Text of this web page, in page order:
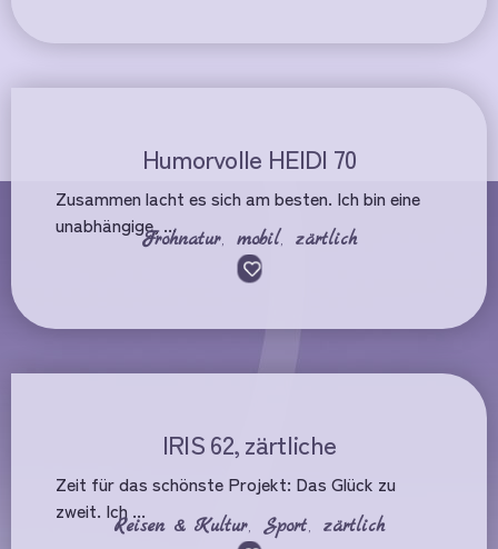
Humorvolle HEIDI 70
Zusammen lacht es sich am besten. Ich bin eine
unabhängige, ...
Frohnatur, mobil, zärtlich
IRIS 62, zärtliche
Zeit für das schönste Projekt: Das Glück zu
zweit. Ich ...
Reisen & Kultur, Sport, zärtlich